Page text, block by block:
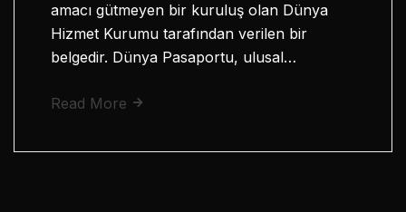
amacı gütmeyen bir kuruluş olan Dünya
Hizmet Kurumu tarafından verilen bir
belgedir. Dünya Pasaportu, ulusal…
Read More